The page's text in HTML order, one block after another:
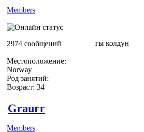
Members
2974 сообщений
Местоположение:
Norway
Род занятий:
Возраст: 34
гы колдун
Graurr
Members